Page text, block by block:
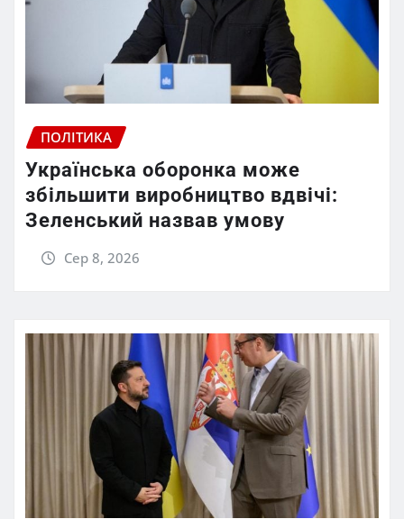
ПОЛІТИКА
Українська оборонка може
збільшити виробництво вдвічі:
Зеленський назвав умову
Сер 8, 2026